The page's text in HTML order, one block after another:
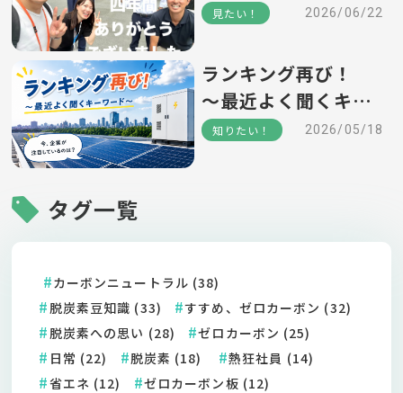
見たい！ 2026/06/22
ランキング再び！
～最近よく聞くキー
ワード～
知りたい！ 2026/05/18
タグ一覧
カーボンニュートラル (38)
脱炭素豆知識 (33)
すすめ、ゼロカーボン (32)
脱炭素への思い (28)
ゼロカーボン (25)
日常 (22)
脱炭素 (18)
熱狂社員 (14)
省エネ (12)
ゼロカーボン板 (12)